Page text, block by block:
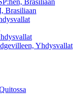
Brasiliaan
Yhdysvallat